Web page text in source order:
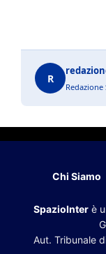
R
Chi Siamo
SpazioInter è
Aut. Tribunale